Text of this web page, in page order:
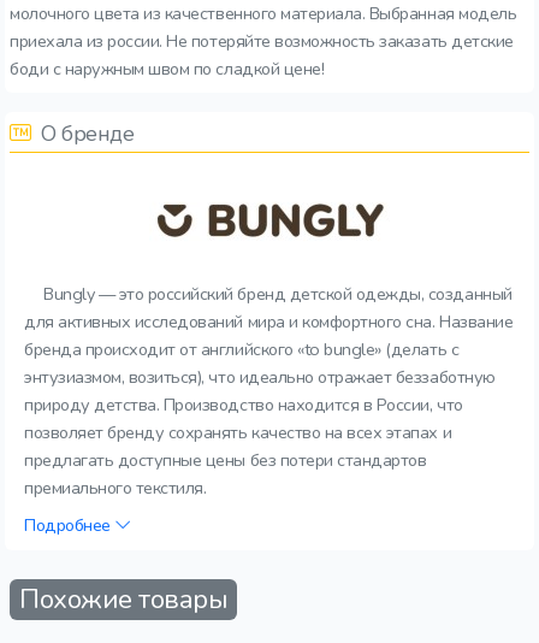
молочного цвета из качественного материала. Выбранная модель
приехала из россии. Не потеряйте возможность заказать детские
боди с наружным швом по сладкой цене!
О бренде
Bungly — это российский бренд детской одежды, созданный
для активных исследований мира и комфортного сна. Название
бренда происходит от английского «to bungle» (делать с
энтузиазмом, возиться), что идеально отражает беззаботную
природу детства. Производство находится в России, что
позволяет бренду сохранять качество на всех этапах и
предлагать доступные цены без потери стандартов
премиального текстиля.
Подробнее
Похожие товары